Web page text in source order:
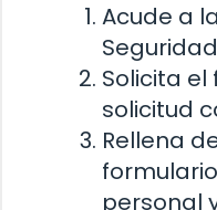
Acude a
Solicita
solicitud
Rellena
personal